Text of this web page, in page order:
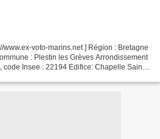
www.ex-voto-marins.net ] Région : Bretagne
: Plestin les Grèves Arrondissement
Insee : 22194 Edifice: Chapelle Sainte